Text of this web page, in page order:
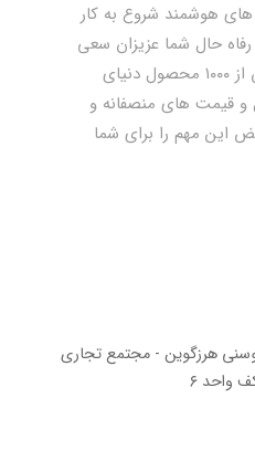
هوشمند شروع به کار
حال شما عزیزان سعی
کرده ایم با موجود کردن بیش از ۱۰۰۰ محصول دنیای
و قیمت های منصفانه و
این مهم را برای شما
هرزگوین - مجتمع تجاری